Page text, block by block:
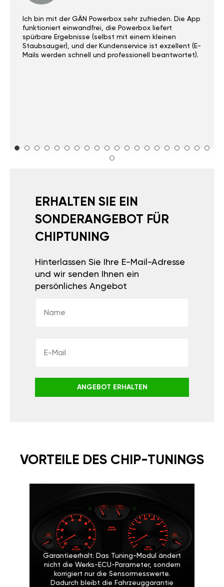
Ich bin mit der GÄN Powerbox sehr zufrieden. Die App
funktioniert einwandfrei, die Powerbox liefert
spürbare Ergebnisse (selbst mit einem kleinen
Staubsauger), und der Kundenservice ist exzellent (E-
Mails werden schnell und professionell beantwortet).
ERHALTEN SIE EIN
SONDERANGEBOT FÜR
CHIPTUNING
Hinterlassen Sie Ihre E-Mail-Adresse
und wir senden Ihnen ein
persönliches Angebot
ANGEBOT ERHALTEN
VORTEILE DES CHIP-TUNINGS
Garantieerhalt: Das Tuning-Modul ändert
nicht die Werks-ECU-Parameter, sondern
korrigiert nur die Sensormesswerte.
Dadurch bleibt die Fahrzeuggarantie